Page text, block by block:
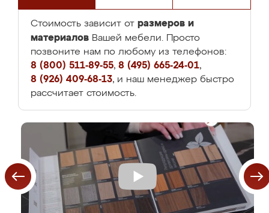
Стоимость зависит от размеров и
материалов Вашей мебели. Просто
позвоните нам по любому из телефонов:
8 (800) 511-89-55, 8 (495) 665-24-01,
8 (926) 409-68-13, и наш менеджер быстро
рассчитает стоимость.